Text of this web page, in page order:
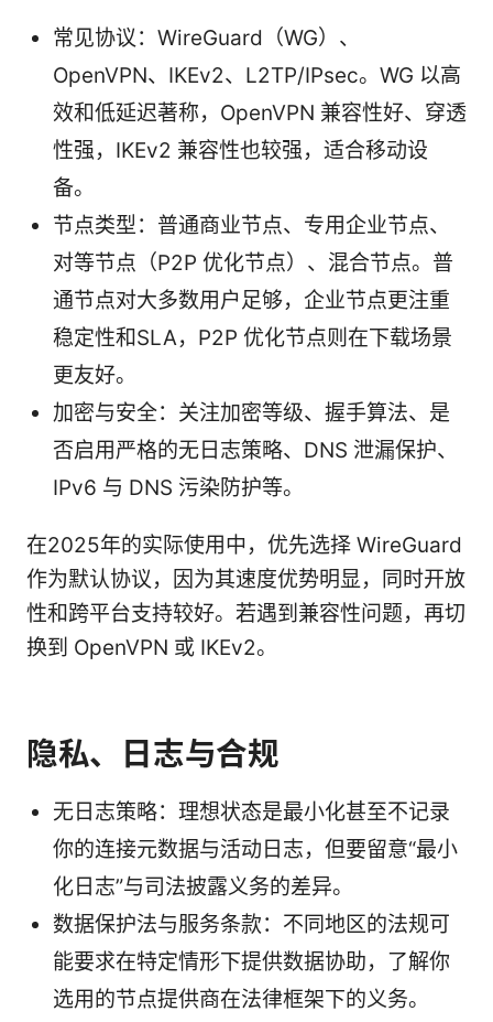
常见协议：WireGuard（WG）、
OpenVPN、IKEv2、L2TP/IPsec。WG 以高
效和低延迟著称，OpenVPN 兼容性好、穿透
性强，IKEv2 兼容性也较强，适合移动设
备。
节点类型：普通商业节点、专用企业节点、
对等节点（P2P 优化节点）、混合节点。普
通节点对大多数用户足够，企业节点更注重
稳定性和SLA，P2P 优化节点则在下载场景
更友好。
加密与安全：关注加密等级、握手算法、是
否启用严格的无日志策略、DNS 泄漏保护、
IPv6 与 DNS 污染防护等。
在2025年的实际使用中，优先选择 WireGuard
作为默认协议，因为其速度优势明显，同时开放
性和跨平台支持较好。若遇到兼容性问题，再切
换到 OpenVPN 或 IKEv2。
隐私、日志与合规
无日志策略：理想状态是最小化甚至不记录
你的连接元数据与活动日志，但要留意“最小
化日志”与司法披露义务的差异。
数据保护法与服务条款：不同地区的法规可
能要求在特定情形下提供数据协助，了解你
选用的节点提供商在法律框架下的义务。